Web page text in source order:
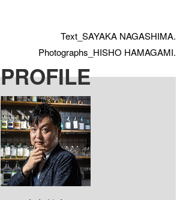
Text_SAYAKA NAGASHIMA.
Photographs_HISHO HAMAGAMI.
PROFILE